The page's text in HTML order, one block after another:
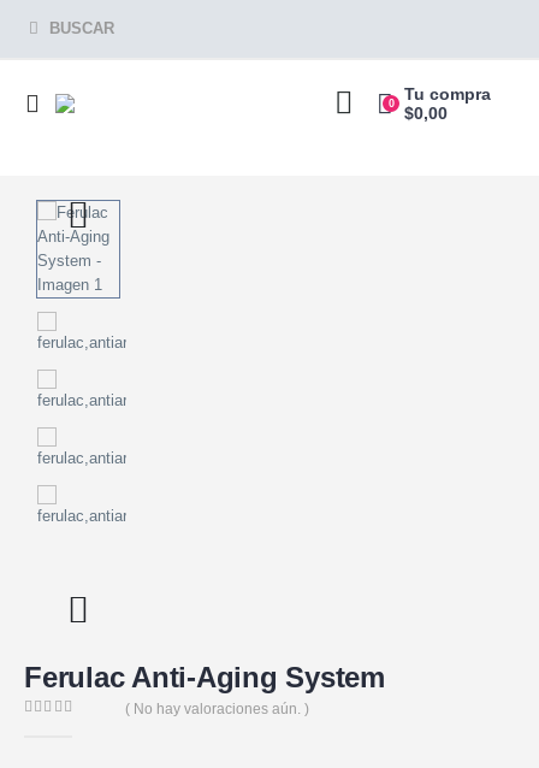
BUSCAR
0
Tu compra
$0,00
Ferulac Anti-Aging System
( No hay valoraciones aún. )